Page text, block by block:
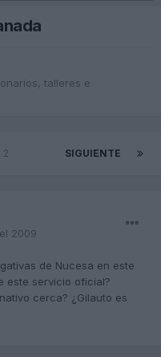
talleres e
SIGUIENTE
2
2009
de Nucesa en este
este servicio oficial?
cerca? ¿Gilauto es